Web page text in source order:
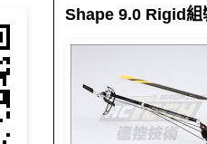
Shape 9.0 Rigid組